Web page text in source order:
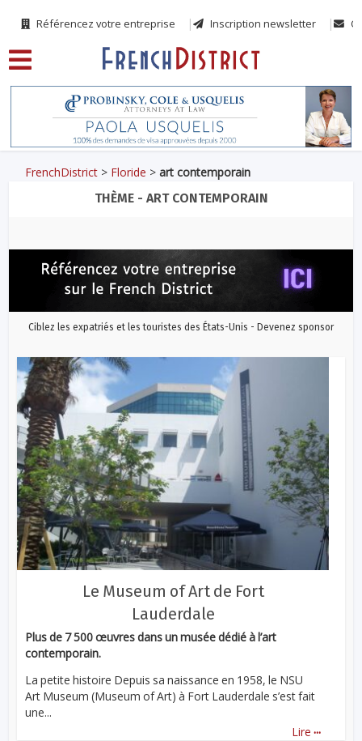
Référencez votre entreprise Inscription newsletter
FrenchDistrict > Floride >art contemporain
THÈME - ART CONTEMPORAIN
Ciblez les expatriés et les touristes des États-Unis - Devenez sponsor
Le Museum of Art de Fort
Lauderdale
Plus de 7 500 œuvres dans un musée dédié à l’art
contemporain.
La petite histoire Depuis sa naissance en 1958, le NSU
Art Museum (Museum of Art) à Fort Lauderdale s’est fait
une...
Lire ...